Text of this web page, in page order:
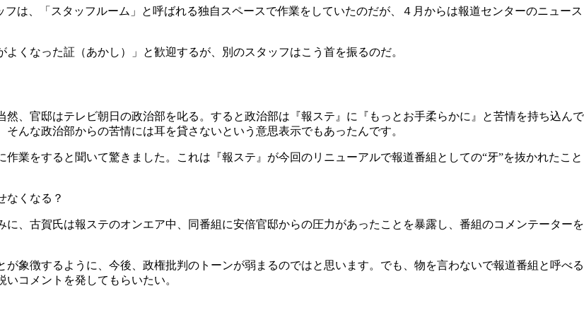
は、「スタッフルーム」と呼ばれる独自スペースで作業をしていたのだが、４月からは報道センターのニュース
くなった証（あかし）」と歓迎するが、別のスタッフはこう首を振るのだ。
、官邸はテレビ朝日の政治部を叱る。すると政治部は『報ステ』に『もっとお手柔らかに』と苦情を持ち込んで
んな政治部からの苦情には耳を貸さないという意思表示でもあったんです。
業をすると聞いて驚きました。これは『報ステ』が今回のリニューアルで報道番組としての“牙”を抜かれたこと
なくなる？
、古賀氏は報ステのオンエア中、同番組に安倍官邸からの圧力があったことを暴露し、番組のコメンテーターを
象徴するように、今後、政権批判のトーンが弱まるのではと思います。でも、物を言わないで報道番組と呼べる
コメントを発してもらいたい。